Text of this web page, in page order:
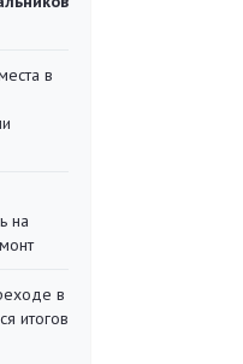
в
на
в
итогов